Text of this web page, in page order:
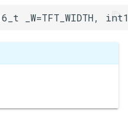
_W=TFT_WIDTH,